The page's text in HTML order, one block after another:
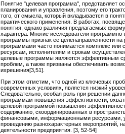
Понятие "целевая программа", представляет
планирования и управления, поэтому его
того, от смысла, который вкладывается в
практического применения. В работах,
понятия, однако различия предлагаемых
характера. Многие исследователи
программы признак ее целенаправленности
программами часто понимается комплекс или
ресурсам, исполнителям и срокам
целевые программы являются эффективным
проблем, а также призваны обеспечивать
ихрешения[3,51].
При этом отметим, что одной из ключевых
современных условиях, является низкий
Следовательно, особая роль при решении
программам повышения эффективности,
целевой программой повышения
содержанию, скоординированных в
финансовыми, информационными ресурсами,
проведению разнохарактерных мероприятий,
деятельности предприятия. [3, 52-54]